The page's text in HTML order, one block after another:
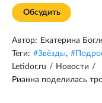
Обсудить
Автор: Екатерина
Теги: #Звёзды, #
Letidor.ru / Новости /
Рианна поделилась